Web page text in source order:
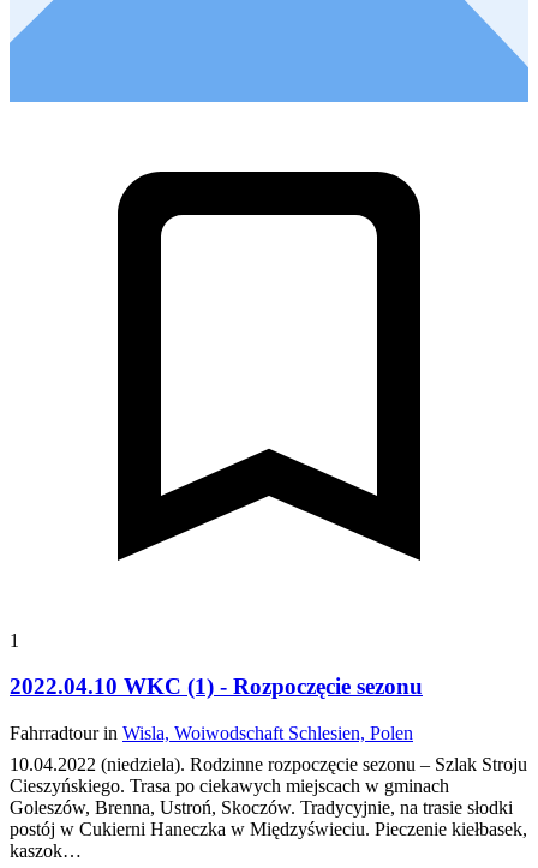
1
2022.04.10 WKC (1) - Rozpoczęcie sezonu
Fahrradtour in Wisla, Woiwodschaft Schlesien, Polen
10.04.2022 (niedziela). Rodzinne rozpoczęcie sezonu – Szlak Stroju
Cieszyńskiego. Trasa po ciekawych miejscach w gminach
Goleszów, Brenna, Ustroń, Skoczów. Tradycyjnie, na trasie słodki
postój w Cukierni Haneczka w Międzyświeciu. Pieczenie kiełbasek,
kaszok…